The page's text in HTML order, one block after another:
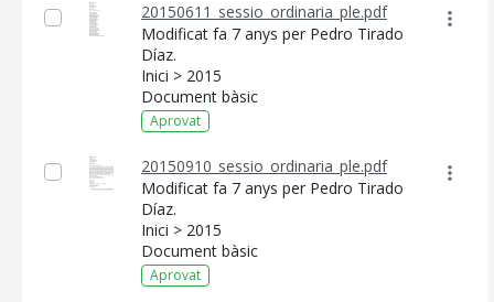
SEU ELECTRÒNICA
MALLORCA.ES
TRANSPARÈNCIA
20150611_sessio_ordinaria_ple.pdf
Modificat fa 7 anys per Pedro Tirado
Díaz.
Inici > 2015
Document bàsic
Aprovat
20150910_sessio_ordinaria_ple.pdf
Modificat fa 7 anys per Pedro Tirado
Díaz.
Inici > 2015
Document bàsic
Aprovat